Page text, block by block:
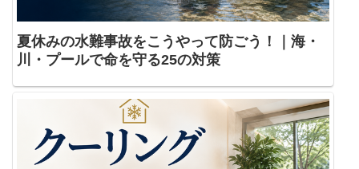
夏休みの水難事故をこうやって防ごう！｜海・
川・プールで命を守る25の対策